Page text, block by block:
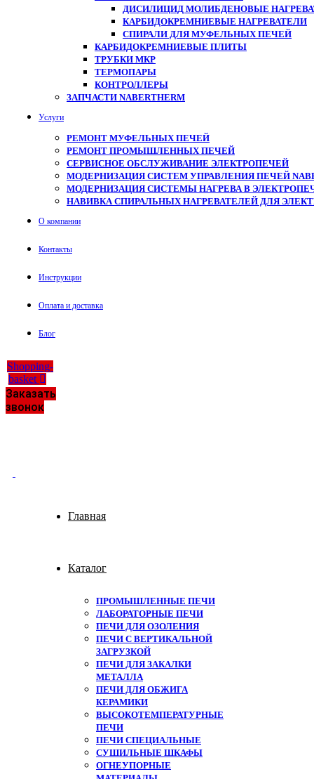
ДИСИЛИЦИД МОЛИБДЕНОВЫЕ
КАРБИДОКРЕМНИЕВЫЕ НАГРЕВАТЕЛИ
СПИРАЛИ ДЛЯ МУФЕЛЬНЫХ ПЕЧЕЙ
КАРБИДОКРЕМНИЕВЫЕ ПЛИТЫ
ТРУБКИ МКР
ТЕРМОПАРЫ
КОНТРОЛЛЕРЫ
ЗАПЧАСТИ NABERTHERM
Услуги
РЕМОНТ МУФЕЛЬНЫХ ПЕЧЕЙ
РЕМОНТ ПРОМЫШЛЕННЫХ ПЕЧЕЙ
СЕРВИСНОЕ ОБСЛУЖИВАНИЕ ЭЛЕКТРОПЕЧЕЙ
МОДЕРНИЗАЦИЯ СИСТЕМ УПРАВЛЕНИЯ ПЕЧЕЙ
МОДЕРНИЗАЦИЯ СИСТЕМЫ НАГРЕВА В
НАВИВКА СПИРАЛЬНЫХ НАГРЕВАТЕЛЕЙ ДЛЯ
О компании
Контакты
Инструкции
Оплата и доставка
Блог
Shopping-
basket
Заказать
звонок
Главная
Каталог
ПРОМЫШЛЕННЫЕ ПЕЧИ
ЛАБОРАТОРНЫЕ ПЕЧИ
ПЕЧИ ДЛЯ ОЗОЛЕНИЯ
ПЕЧИ С ВЕРТИКАЛЬНОЙ
ЗАГРУЗКОЙ
ПЕЧИ ДЛЯ ЗАКАЛКИ
МЕТАЛЛА
ПЕЧИ ДЛЯ ОБЖИГА
КЕРАМИКИ
ВЫСОКОТЕМПЕРАТУРНЫЕ
ПЕЧИ
ПЕЧИ СПЕЦИАЛЬНЫЕ
СУШИЛЬНЫЕ ШКАФЫ
ОГНЕУПОРНЫЕ